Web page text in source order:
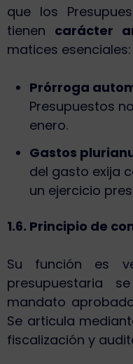
que los
tienen carácter
matices esenciales:
Prórroga
Presupuestos
enero.
Gastos
del gasto exija
un ejercicio
1.6. Principio de
Su función es
presupuestaria
mandato
Se articula
fiscalización y